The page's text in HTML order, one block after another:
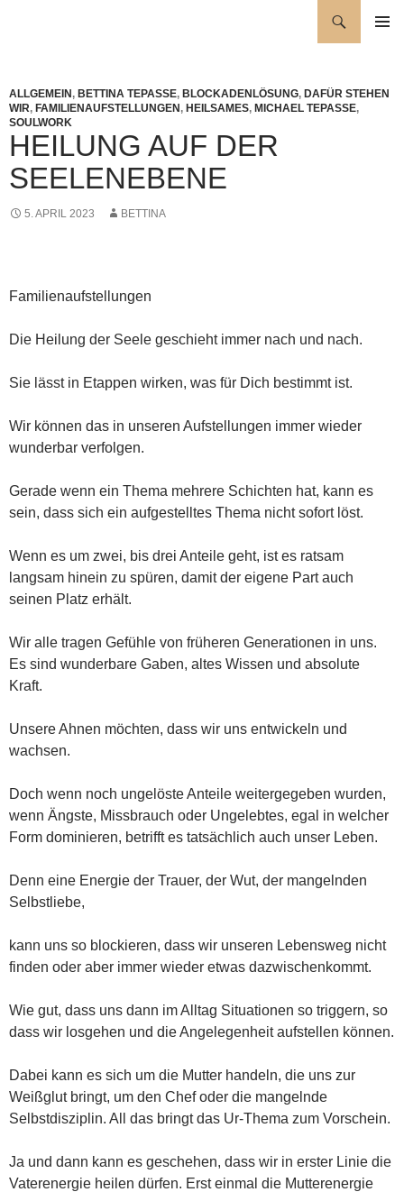
ALLGEMEIN , BETTINA TEPASSE, BLOCKADENLÖSUNG, DAFÜR STEHEN
WIR, FAMILIENAUFSTELLUNGEN , HEILSAMES, MICHAEL TEPASSE,
SOULWORK
HEILUNG AUF DER
SEELENEBENE
5. APRIL 2023 BETTINA
Familienaufstellungen
Die Heilung der Seele geschieht immer nach und nach.
Sie lässt in Etappen wirken, was für Dich bestimmt ist.
Wir können das in unseren Aufstellungen immer wieder
wunderbar verfolgen.
Gerade wenn ein Thema mehrere Schichten hat, kann es
sein, dass sich ein aufgestelltes Thema nicht sofort löst.
Wenn es um zwei, bis drei Anteile geht, ist es ratsam
langsam hinein zu spüren, damit der eigene Part auch
seinen Platz erhält.
Wir alle tragen Gefühle von früheren Generationen in uns.
Es sind wunderbare Gaben, altes Wissen und absolute
Kraft.
Unsere Ahnen möchten, dass wir uns entwickeln und
wachsen.
Doch wenn noch ungelöste Anteile weitergegeben wurden,
wenn Ängste, Missbrauch oder Ungelebtes, egal in welcher
Form dominieren, betrifft es tatsächlich auch unser Leben.
Denn eine Energie der Trauer, der Wut, der mangelnden
Selbstliebe,
kann uns so blockieren, dass wir unseren Lebensweg nicht
finden oder aber immer wieder etwas dazwischenkommt.
Wie gut, dass uns dann im Alltag Situationen so triggern, so
dass wir losgehen und die Angelegenheit aufstellen können.
Dabei kann es sich um die Mutter handeln, die uns zur
Weißglut bringt, um den Chef oder die mangelnde
Selbstdisziplin. All das bringt das Ur-Thema zum Vorschein.
Ja und dann kann es geschehen, dass wir in erster Linie die
Vaterenergie heilen dürfen. Erst einmal die Mutterenergie